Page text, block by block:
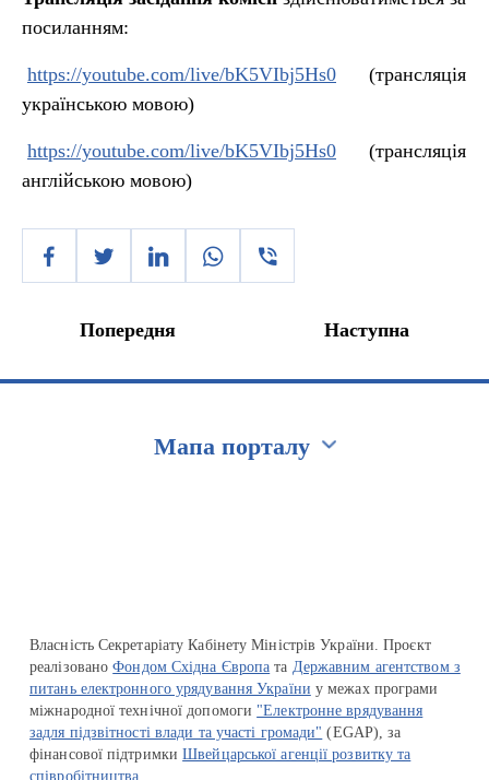
посиланням:
https://youtube.com/live/bK5VIbj5Hs0
(трансляція
українською мовою)
https://youtube.com/live/bK5VIbj5Hs0
(трансляція
англійською мовою)
Попередня Наступна
Мапа порталу
Власність Секретаріату Кабінету Міністрів України. Проєкт
реалізованоФондом Східна Європа та Державним агентством з
питань електронного урядування України у межах програми
міжнародної технічної допомоги "Електронне врядування
задля підзвітності влади та участі громади" (EGAP), за
фінансової підтримкиШвейцарської агенції розвитку та
співробітництва